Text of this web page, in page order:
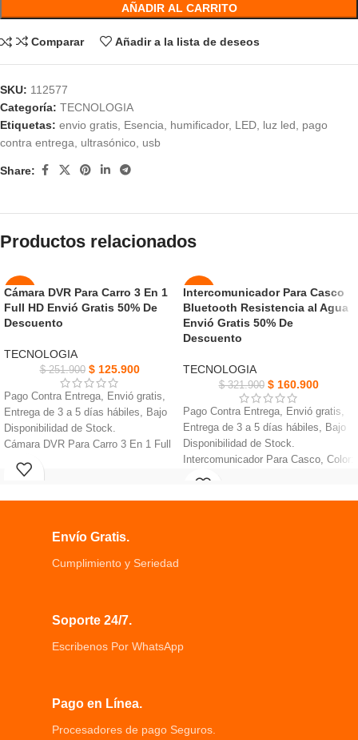
AÑADIR AL CARRITO
Comparar Añadir a la lista de deseos
SKU: 112577
Categoría: TECNOLOGIA
Etiquetas: envio gratis Esencia humificador, LED luz led
pago
contra entrega
ultrasónico usb
Share:
Productos relacionados
-50%
NUEVO
Cámara DVR Para Carro 3 En 1
Full HD Envió Gratis 50% De
Descuento
TECNOLOGIA
$251.900 $125.900
Pago Contra Entrega, Envió gratis,
Entrega de 3 a 5 días hábiles, Bajo
Disponibilidad de Stock.
Cámara DVR Para Carro 3 En 1 Full
HD, Micrófono incorporado, Formato
de grabación AVI.
Cámara frontal: Ángulo de visión de
170° grados, Resolución 1920x1080
120° grados, Resolución 640x480
Cámara de reversa: Ángulo de visión
-50%
NUEVO
Intercomunicador Para Casco
Bluetooth Resistencia al Agua
Envió Gratis 50% De
Descuento
TECNOLOGIA
$321.900 $160.900
Pago Contra Entrega, Envió gratis,
Entrega de 3 a 5 días hábiles, Bajo
Disponibilidad de Stock.
Intercomunicador Para Casco, Color:
Negro Este producto viene con
Envío Gratis.
Cumplimiento y Seriedad
Soporte 24/7.
Escribenos Por WhatsApp
Pago en Línea.
Procesadores de pago Seguros.